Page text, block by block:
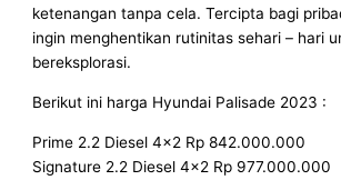
ketenangan tanpa cela. Tercipta bagi
ingin menghentikan rutinitas sehari – hari
bereksplorasi.
Berikut ini harga Hyundai Palisade 2023 :
Prime 2.2 Diesel 4×2 Rp 842.000.000
Signature 2.2 Diesel 4×2 Rp 977.000.000